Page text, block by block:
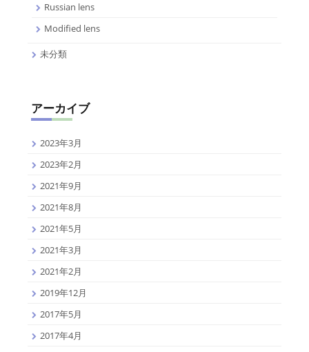
Russian lens
Modified lens
未分類
アーカイブ
2023年3月
2023年2月
2021年9月
2021年8月
2021年5月
2021年3月
2021年2月
2019年12月
2017年5月
2017年4月